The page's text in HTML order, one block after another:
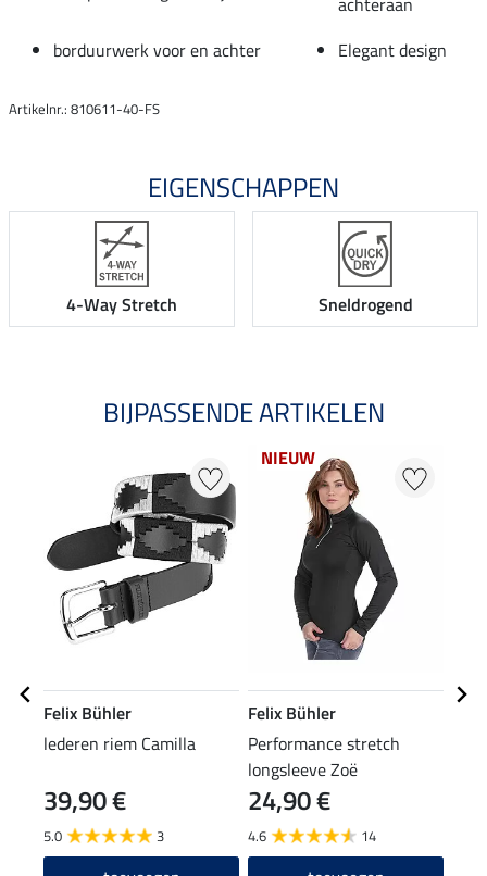
borduurwerk voor en achter
Elegant design
Artikelnr.: 810611-40-FS
EIGENSCHAPPEN
4-Way Stretch Sneldrogend
BIJPASSENDE ARTIKELEN
Felix Bühler
lederen riem Camilla
39,90 €
5.0 3
NIEUW
Felix Bühler
Performance stretch
longsleeve Zoë
24,90 €
4.6 14